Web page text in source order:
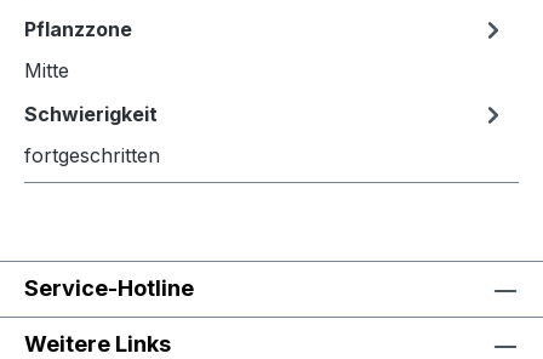
Pflanzzone
Mitte
Schwierigkeit
fortgeschritten
Service-Hotline
Weitere Links